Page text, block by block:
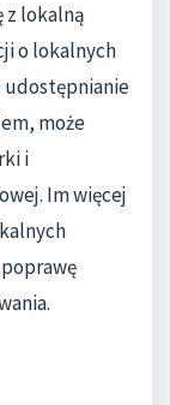
z lokalną
o lokalnych
udostępnianie
może
i
Im więcej